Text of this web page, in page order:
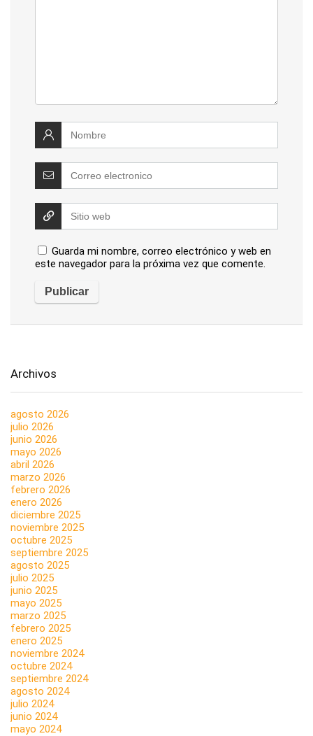
Guarda mi nombre, correo electrónico y web en
este navegador para la próxima vez que comente.
Archivos
agosto 2026
julio 2026
junio 2026
mayo 2026
abril 2026
marzo 2026
febrero 2026
enero 2026
diciembre 2025
noviembre 2025
octubre 2025
septiembre 2025
agosto 2025
julio 2025
junio 2025
mayo 2025
marzo 2025
febrero 2025
enero 2025
noviembre 2024
octubre 2024
septiembre 2024
agosto 2024
julio 2024
junio 2024
mayo 2024